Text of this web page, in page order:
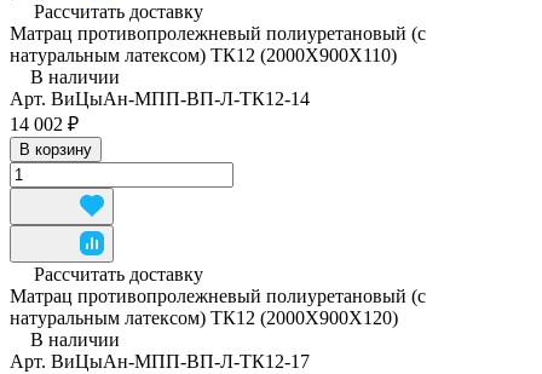
Рассчитать доставку
Матрац противопролежневый полиуретановый (с
натуральным латексом) ТК12 (2000Х900Х110)
В наличии
Арт. ВиЦыАн-МПП-ВП-Л-ТК12-14
14 002 ₽
В корзину
Рассчитать доставку
Матрац противопролежневый полиуретановый (с
натуральным латексом) ТК12 (2000Х900Х120)
В наличии
Арт. ВиЦыАн-МПП-ВП-Л-ТК12-17